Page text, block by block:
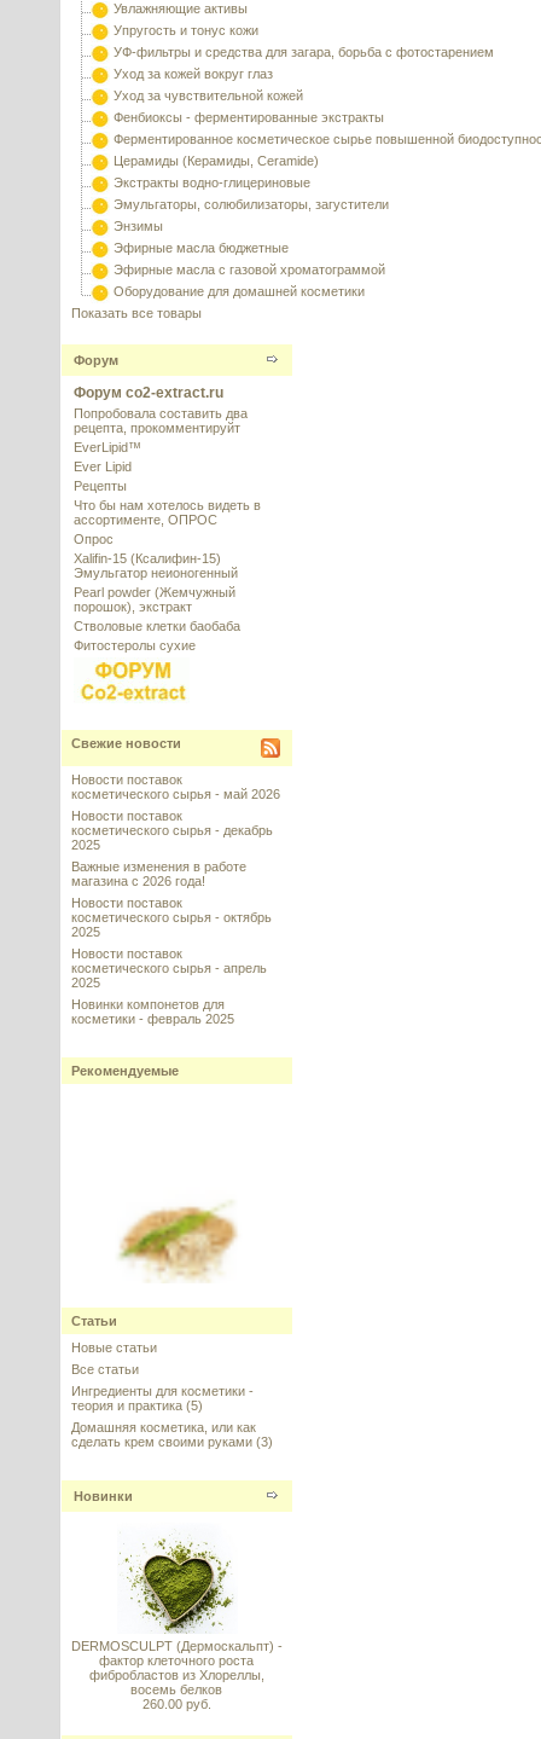
Увлажняющие активы
Упругость и тонус кожи
УФ-фильтры и средства для загара, борьба с фотостарением
Уход за кожей вокруг глаз
Уход за чувствительной кожей
Фенбиоксы - ферментированные экстракты
Ферментированное косметическое сырье повышенной
Церамиды (Керамиды, Ceramide)
Экстракты водно-глицериновые
Эмульгаторы, солюбилизаторы, загустители
Энзимы
Эфирные масла бюджетные
Эфирные масла с газовой хроматограммой
Оборудование для домашней косметики
Показать все товары
Форум
Форум co2-extract.ru
Попробовала составить два
рецепта, прокомментируйт
EverLipid™
Ever Lipid
Рецепты
Что бы нам хотелось видеть в
ассортименте, ОПРОС
Опрос
Xalifin-15 (Ксалифин-15)
Эмульгатор неионогенный
Pearl powder (Жемчужный
порошок), экстракт
Стволовые клетки баобаба
Фитостеролы сухие
Свежие новости
Новости поставок
косметического сырья - май 2026
Новости поставок
косметического сырья - декабрь
2025
Важные изменения в работе
магазина с 2026 года!
Новости поставок
косметического сырья - октябрь
2025
Новости поставок
косметического сырья - апрель
2025
Новинки компонетов для
косметики - февраль 2025
Рекомендуемые
Sepicap MP (Сепикап), 20 г
---------
Dimethyl Isosorbide (DMI),
Диметил изосорбид, КНР
Статьи
Новые статьи
Все статьи
Ингредиенты для косметики -
теория и практика (5)
Домашняя косметика, или как
сделать крем своими руками (3)
Новинки
DERMOSCULPT (Дермоскальпт) -
фактор клеточного роста
фибробластов из Хлореллы,
восемь белков
260.00 руб.